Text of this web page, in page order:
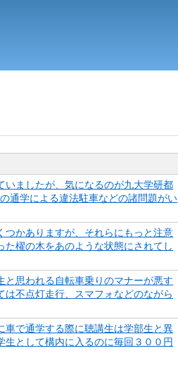
いましたが、気になるのが九大学研都
通学による違法駐車などの諸問題がい
つかありますが、それらにもっと注意
櫂の木をあのような状態にされてし
思われる自転車乗りのマナーが悪す
不点灯走行、スマフォなどのながら
で通学する際に聴講生は学部生と異
として構内に入るのに毎回３００円